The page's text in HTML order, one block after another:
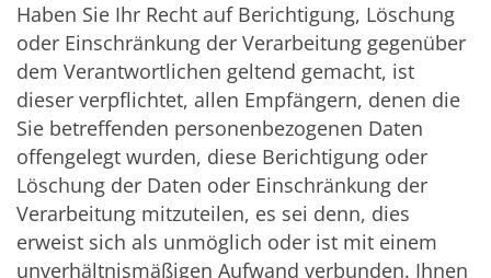
Haben Sie Ihr Recht auf Berichtigung, Löschung
oder Einschränkung der Verarbeitung gegenüber
dem Verantwortlichen geltend gemacht, ist
dieser verpflichtet, allen Empfängern, denen die
Sie betreffenden personenbezogenen Daten
offengelegt wurden, diese Berichtigung oder
Löschung der Daten oder Einschränkung der
Verarbeitung mitzuteilen, es sei denn, dies
erweist sich als unmöglich oder ist mit einem
unverhältnismäßigen Aufwand verbunden. Ihnen